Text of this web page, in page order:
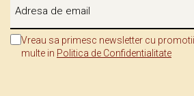
Vreau sa primesc newsletter cu
multe in Politica de Confidentialitate